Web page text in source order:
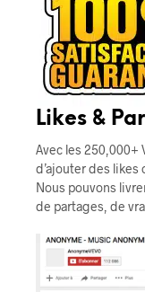
Likes &
Avec les 250,000+
d’ajouter des likes
Nous pouvons
de partages, de